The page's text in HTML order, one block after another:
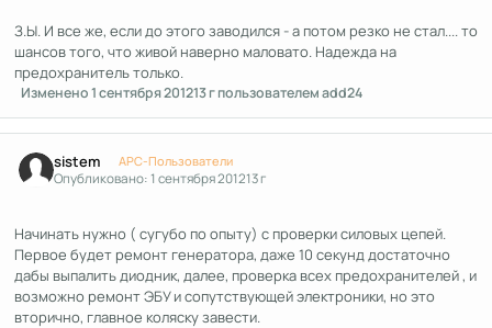
З.Ы. И все же, если до этого заводился - а потом резко не стал.... то
шансов того, что живой наверно маловато. Надежда на
предохранитель только.
Изменено1 сентября 201213 гпользователем add24
sistem APC-Пользователи
Опубликовано:1 сентября 201213 г
Начинать нужно ( сугубо по опыту) с проверки силовых цепей.
Первое будет ремонт генератора, даже 10 секунд достаточно
дабы выпалить диодник, далее, проверка всех предохранителей , и
возможно ремонт ЭБУ и сопутствующей электроники, но это
вторично, главное коляску завести.